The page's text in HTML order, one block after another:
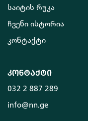
საიტის რუკა
ჩვენი ისტორია
კონტაქტი
კონტაქტი
032 2 887 289
info@nn.ge